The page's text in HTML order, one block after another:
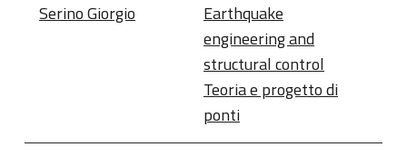
Serino Giorgio
Earthquake
engineering and
structural control
Teoria e progetto di
ponti